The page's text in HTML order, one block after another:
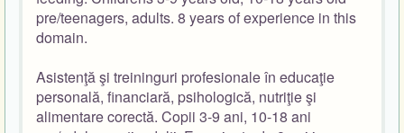
pre/teenagers, adults. 8 years of experience in this
domain.
Asistenţă şi treininguri profesionale în educaţie
personală, financiară, psihologică, nutriţie şi
alimentare corectă. Copii 3-9 ani, 10-18 ani